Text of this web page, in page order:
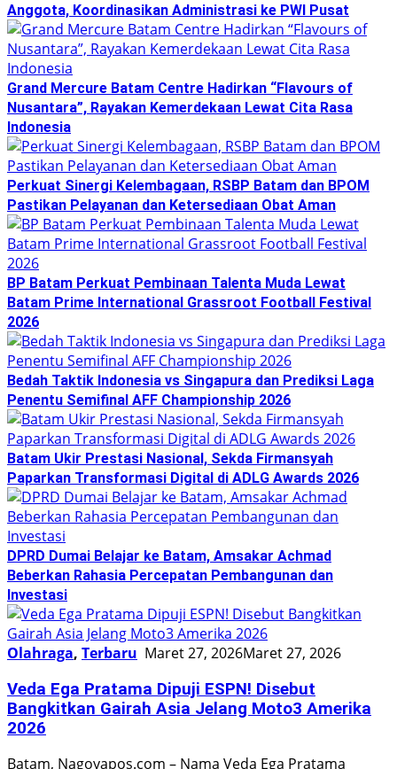
Anggota, Koordinasikan Administrasi ke PWI Pusat
Grand Mercure Batam Centre Hadirkan “Flavours of
Nusantara”, Rayakan Kemerdekaan Lewat Cita Rasa
Indonesia
Perkuat Sinergi Kelembagaan, RSBP Batam dan BPOM
Pastikan Pelayanan dan Ketersediaan Obat Aman
BP Batam Perkuat Pembinaan Talenta Muda Lewat
Batam Prime International Grassroot Football Festival
2026
Bedah Taktik Indonesia vs Singapura dan Prediksi Laga
Penentu Semifinal AFF Championship 2026
Batam Ukir Prestasi Nasional, Sekda Firmansyah
Paparkan Transformasi Digital di ADLG Awards 2026
DPRD Dumai Belajar ke Batam, Amsakar Achmad
Beberkan Rahasia Percepatan Pembangunan dan
Investasi
Olahraga, Terbaru Maret 27, 2026Maret 27, 2026
Veda Ega Pratama Dipuji ESPN! Disebut
Bangkitkan Gairah Asia Jelang Moto3 Amerika
2026
Batam, Nagoyapos.com – Nama Veda Ega Pratama